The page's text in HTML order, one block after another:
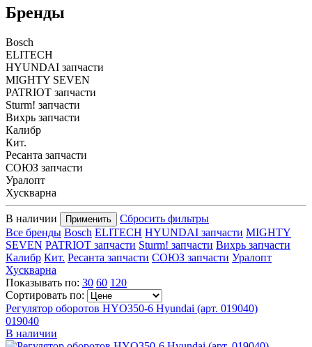
Бренды
Bosch
ELITECH
HYUNDAI запчасти
MIGHTY SEVEN
PATRIOT запчасти
Sturm! запчасти
Вихрь запчасти
Калибр
Кит.
Ресанта запчасти
СОЮЗ запчасти
Уралопт
Хускварна
В наличии Применить
Сбросить фильтры
Все бренды Bosch ELITECH HYUNDAI запчасти MIGHTY
SEVEN PATRIOT запчасти Sturm! запчасти Вихрь запчасти
Калибр Кит. Ресанта запчасти СОЮЗ запчасти Уралопт
Хускварна
Показывать по: 30 60 120
Сортировать по:
Регулятор оборотов HYO350-6 Hyundai (арт. 019040)
019040
В наличии